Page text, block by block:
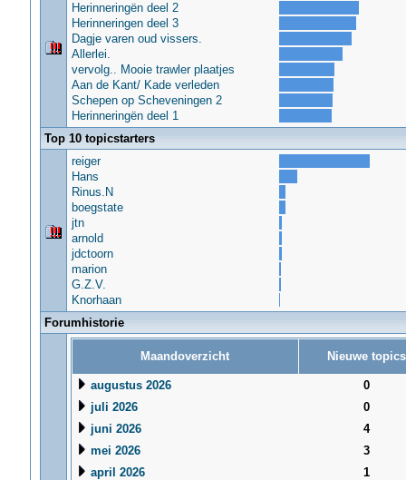
Herinneringën deel 2
Herinneringen deel 3
Dagje varen oud vissers.
Allerlei.
vervolg.. Mooie trawler plaatjes
Aan de Kant/ Kade verleden
Schepen op Scheveningen 2
Herinneringën deel 1
Top 10 topicstarters
reiger
Hans
Rinus.N
boegstate
jtn
arnold
jdctoorn
marion
G.Z.V.
Knorhaan
Forumhistorie
Maandoverzicht Nieuwe topics
augustus 2026
0
juli 2026
0
juni 2026
4
mei 2026
3
april 2026
1